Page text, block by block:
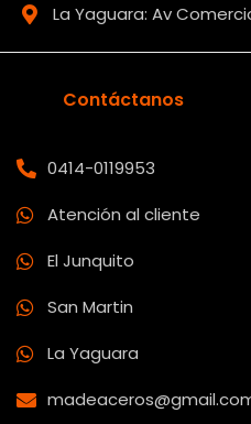
Contáctanos
0414-0119953
Atención al cliente
El Junquito
San Martin
La Yaguara
La Yaguara: Av